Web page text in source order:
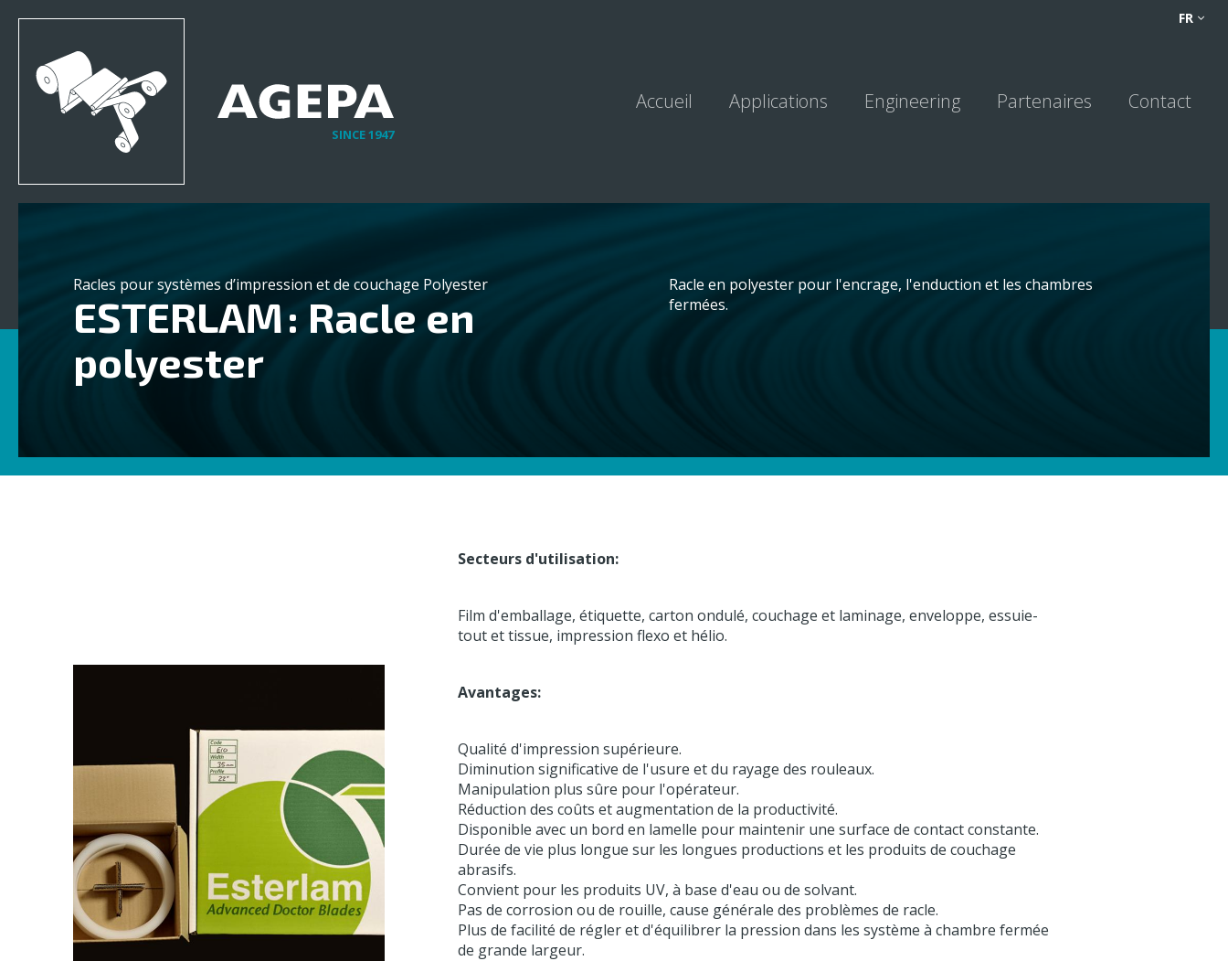
SINCE 1947
FR
FRNL
Accueil Applications Engineering Partenaires Contact
Racles pour systèmes d’impression et de couchage Polyester
ESTERLAM : Racle en
polyester
Racle en polyester pour l'encrage, l'enduction et les chambres
fermées.
Secteurs d'utilisation:
Film d'emballage, étiquette, carton ondulé, couchage et laminage, enveloppe, essuie-
tout et tissue, impression flexo et hélio.
Avantages:
Qualité d'impression supérieure.
Diminution significative de l'usure et du rayage des rouleaux.
Manipulation plus sûre pour l'opérateur.
Réduction des coûts et augmentation de la productivité.
Disponible avec un bord en lamelle pour maintenir une surface de contact constante.
Durée de vie plus longue sur les longues productions et les produits de couchage
abrasifs.
Convient pour les produits UV, à base d'eau ou de solvant.
Pas de corrosion ou de rouille, cause générale des problèmes de racle.
Plus de facilité de régler et d'équilibrer la pression dans les système à chambre fermée
de grande largeur.